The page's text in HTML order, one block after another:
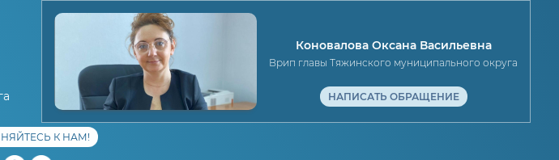
Коновалова Оксана Васильевна
Врип главы Тяжинского муниципального округа
НАПИСАТЬ ОБРАЩЕНИЕ
К НАМ!